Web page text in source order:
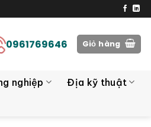
0961769646 Giỏ hàng
nghiệp
Địa kỹ thuật